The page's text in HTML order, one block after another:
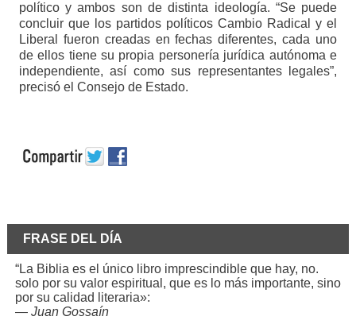
político y ambos son de distinta ideología. “Se puede
concluir que los partidos políticos Cambio Radical y el
Liberal fueron creadas en fechas diferentes, cada uno
de ellos tiene su propia personería jurídica autónoma e
independiente, así como sus representantes legales”,
precisó el Consejo de Estado.
FRASE DEL DÍA
“La Biblia es el único libro imprescindible que hay, no.
solo por su valor espiritual, que es lo más importante, sino
por su calidad literaria»:
— Juan Gossaín